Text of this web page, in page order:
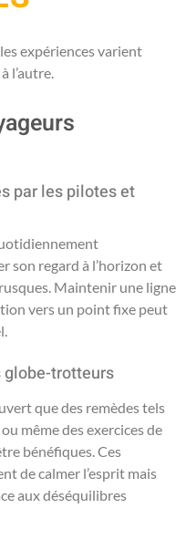
expériences varient
l’autre.
par les pilotes et
son regard à l’horizon et
Maintenir une ligne
vers un point fixe peut
globe-trotteurs
que des remèdes tels
même des exercices de
bénéfiques. Ces
de calmer l’esprit mais
aux déséquilibres